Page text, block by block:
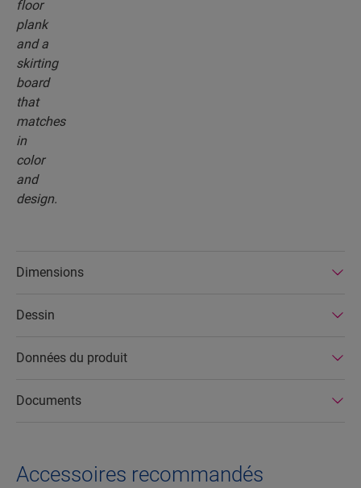
Dimensions
Dessin
Données du produit
Documents
Accessoires recommandés